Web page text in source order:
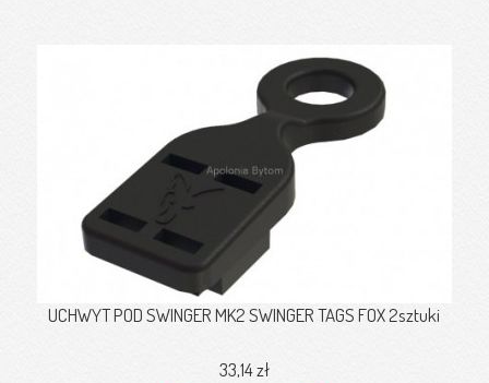
UCHWYT POD SWINGER MK2 SWINGER TAGS FOX 2sztuki
33,14 zł